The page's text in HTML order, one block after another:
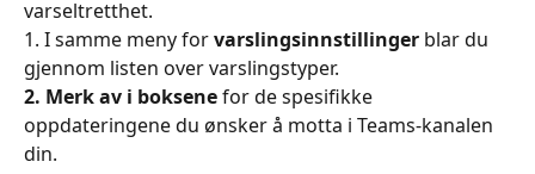
varseltretthet.
1. I samme meny for varslingsinnstillinger blar du
gjennom listen over varslingstyper.
2. Merk av i boksene for de spesifikke
oppdateringene du ønsker å motta i Teams-kanalen
din.